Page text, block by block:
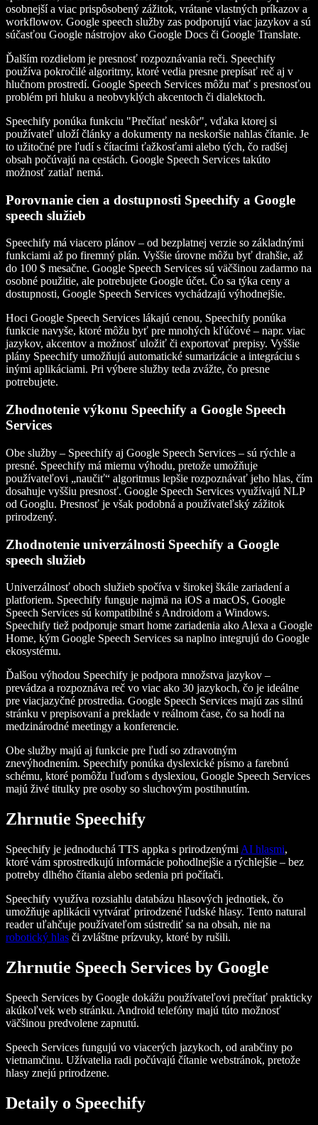
osobnejší a viac prispôsobený zážitok, vrátane vlastných príkazov a
workflowov. Google speech služby zas podporujú viac jazykov a sú
súčasťou Google nástrojov ako Google Docs či Google Translate.
Ďalším rozdielom je presnosť rozpoznávania reči. Speechify
používa pokročilé algoritmy, ktoré vedia presne prepísať reč aj v
hlučnom prostredí. Google Speech Services môžu mať s presnosťou
problém pri hluku a neobvyklých akcentoch či dialektoch.
Speechify ponúka funkciu "Prečítať neskôr", vďaka ktorej si
používateľ uloží články a dokumenty na neskoršie nahlas čítanie. Je
to užitočné pre ľudí s čítacími ťažkosťami alebo tých, čo radšej
obsah počúvajú na cestách. Google Speech Services takúto
možnosť zatiaľ nemá.
Porovnanie cien a dostupnosti Speechify a Google
speech služieb
Speechify má viacero plánov – od bezplatnej verzie so základnými
funkciami až po firemný plán. Vyššie úrovne môžu byť drahšie, až
do 100 $ mesačne. Google Speech Services sú väčšinou zadarmo na
osobné použitie, ale potrebujete Google účet. Čo sa týka ceny a
dostupnosti, Google Speech Services vychádzajú výhodnejšie.
Hoci Google Speech Services lákajú cenou, Speechify ponúka
funkcie navyše, ktoré môžu byť pre mnohých kľúčové – napr. viac
jazykov, akcentov a možnosť uložiť či exportovať prepisy. Vyššie
plány Speechify umožňujú automatické sumarizácie a integráciu s
inými aplikáciami. Pri výbere služby teda zvážte, čo presne
potrebujete.
Zhodnotenie výkonu Speechify a Google Speech
Services
Obe služby – Speechify aj Google Speech Services – sú rýchle a
presné. Speechify má miernu výhodu, pretože umožňuje
používateľovi „naučiť“ algoritmus lepšie rozpoznávať jeho hlas, čím
dosahuje vyššiu presnosť. Google Speech Services využívajú NLP
od Googlu. Presnosť je však podobná a používateľský zážitok
prirodzený.
Zhodnotenie univerzálnosti Speechify a Google
speech služieb
Univerzálnosť oboch služieb spočíva v širokej škále zariadení a
platforiem. Speechify funguje najmä na iOS a macOS, Google
Speech Services sú kompatibilné s Androidom a Windows.
Speechify tiež podporuje smart home zariadenia ako Alexa a Google
Home, kým Google Speech Services sa naplno integrujú do Google
ekosystému.
Ďalšou výhodou Speechify je podpora množstva jazykov –
prevádza a rozpoznáva reč vo viac ako 30 jazykoch, čo je ideálne
pre viacjazyčné prostredia. Google Speech Services majú zas silnú
stránku v prepisovaní a preklade v reálnom čase, čo sa hodí na
medzinárodné meetingy a konferencie.
Obe služby majú aj funkcie pre ľudí so zdravotným
znevýhodnením. Speechify ponúka dyslexické písmo a farebnú
schému, ktoré pomôžu ľuďom s dyslexiou, Google Speech Services
majú živé titulky pre osoby so sluchovým postihnutím.
Zhrnutie Speechify
Speechify je jednoduchá TTS appka s prirodzenými AI hlasmi,
ktoré vám sprostredkujú informácie pohodlnejšie a rýchlejšie – bez
potreby dlhého čítania alebo sedenia pri počítači.
Speechify využíva rozsiahlu databázu hlasových jednotiek, čo
umožňuje aplikácii vytvárať prirodzené ľudské hlasy. Tento natural
reader uľahčuje používateľom sústrediť sa na obsah, nie na
robotický hlas či zvláštne prízvuky, ktoré by rušili.
Zhrnutie Speech Services by Google
Speech Services by Google dokážu používateľovi prečítať prakticky
akúkoľvek web stránku. Android telefóny majú túto možnosť
väčšinou predvolene zapnutú.
Speech Services fungujú vo viacerých jazykoch, od arabčiny po
vietnamčinu. Užívatelia radi počúvajú čítanie webstránok, pretože
hlasy znejú prirodzene.
Detaily o Speechify